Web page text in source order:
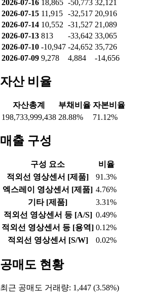
2026-07-31 9,276 -54,284 35,510
2026-07-30 12,231 -54,507 33,672
2026-07-29 13,058 -49,604 28,042
2026-07-28 15,980 -52,527 28,840
2026-07-27 25,884 -52,877 18,922
2026-07-24 22,978 -59,377
29,889
2026-07-22
23,251
2026-07-20 25,600 -58,602 32,319
2026-07-16 18,865 -50,773
32,121
2026-07-14 10,552
2026-07-13
813
2026-07-10 -10,947
35,726
2026-07-09
9,278 4,884
자산 비율
자산총계 부채비율 자본비율
198,733,999,438 28.88% 71.12%
적외선 영상센서 [제품]
91.3%